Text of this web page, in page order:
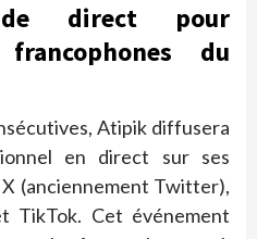
direct pour
du
Atipik diffusera
en direct sur ses
(anciennement Twitter),
TikTok. Cet événement